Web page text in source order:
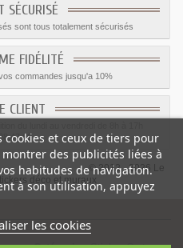
SÉCURISÉ
sont tous totalement sécurisés
FIDÉLITÉ
commandes jusqu'a 10%
CLIENT
© 2012 - 2026 Le
stickers déco et muraux
cookies et ceux de tiers pour
des publicités liées à
habitudes de navigation.
à son utilisation, appuyez
les cookies